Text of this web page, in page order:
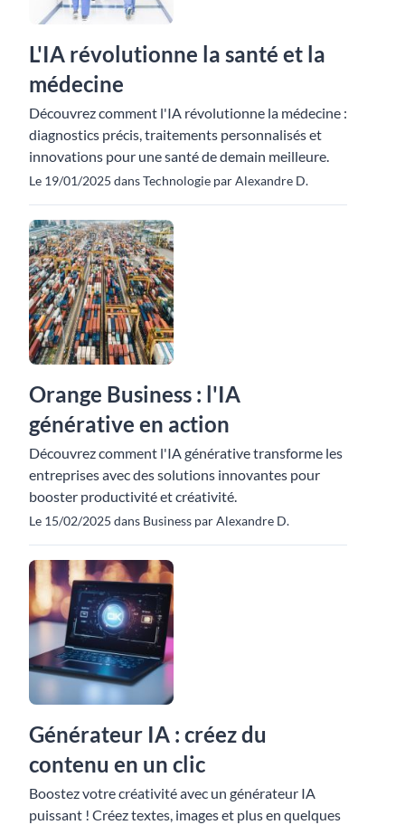
L'IA révolutionne la santé et la
médecine
Découvrez comment l'IA révolutionne la médecine :
diagnostics précis, traitements personnalisés et
innovations pour une santé de demain meilleure.
Le 19/01/2025 dans Technologie par Alexandre D.
Orange Business : l'IA
générative en action
Découvrez comment l'IA générative transforme les
entreprises avec des solutions innovantes pour
booster productivité et créativité.
Le 15/02/2025 dans Business par Alexandre D.
Générateur IA : créez du
contenu en un clic
Boostez votre créativité avec un générateur IA
puissant ! Créez textes, images et plus en quelques